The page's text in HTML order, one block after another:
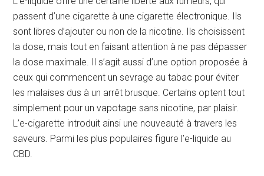
passent d’une cigarette à une cigarette électronique. Ils
sont libres d’ajouter ou non de la nicotine. Ils choisissent
la dose, mais tout en faisant attention à ne pas dépasser
la dose maximale. Il s’agit aussi d’une option proposée à
ceux qui commencent un sevrage au tabac pour éviter
les malaises dus à un arrêt brusque. Certains optent tout
simplement pour un vapotage sans nicotine, par plaisir.
L’e-cigarette introduit ainsi une nouveauté à travers les
saveurs. Parmi les plus populaires figure l’e-liquide au
CBD.